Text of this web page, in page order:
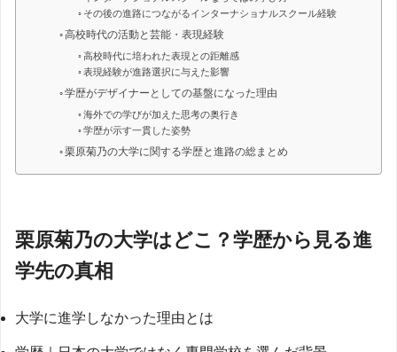
その後の進路につながるインターナショナルスクール経験
高校時代の活動と芸能・表現経験
高校時代に培われた表現との距離感
表現経験が進路選択に与えた影響
学歴がデザイナーとしての基盤になった理由
海外での学びが加えた思考の奥行き
学歴が示す一貫した姿勢
栗原菊乃の大学に関する学歴と進路の総まとめ
栗原菊乃の大学はどこ？学歴から見る進
学先の真相
大学に進学しなかった理由とは